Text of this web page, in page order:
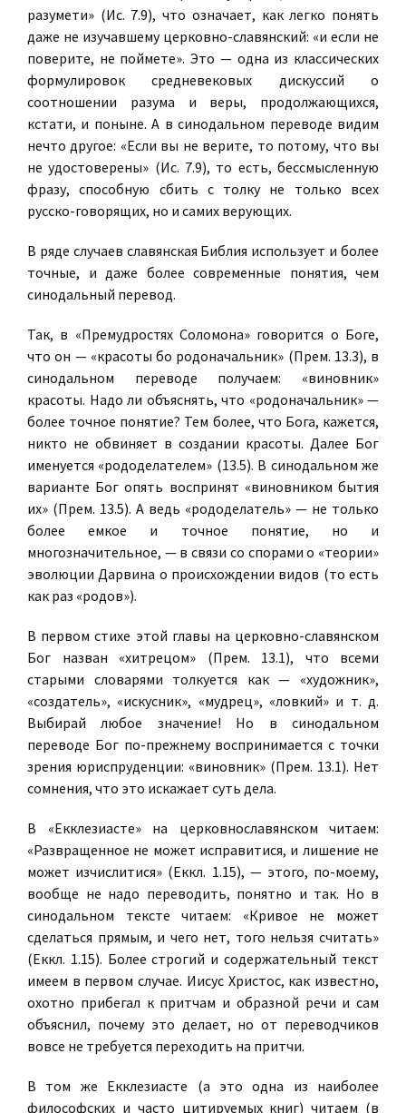
разумети» (Ис. 7.9), что означает, как легко понять
даже не изучавшему церковно-славянский: «и если не
поверите, не поймете». Это — одна из классических
формулировок средневековых дискуссий о
соотношении разума и веры, продолжающихся,
кстати, и поныне. А в синодальном переводе видим
нечто другое: «Если вы не верите, то потому, что вы
не удостоверены» (Ис. 7.9), то есть, бессмысленную
фразу, способную сбить с толку не только всех
русско-говорящих, но и самих верующих.
В ряде случаев славянская Библия использует и более
точные, и даже более современные понятия, чем
синодальный перевод.
Так, в «Премудростях Соломона» говорится о Боге,
что он — «красоты бо родоначальник» (Прем. 13.3), в
синодальном переводе получаем: «виновник»
красоты. Надо ли объяснять, что «родоначальник» —
более точное понятие? Тем более, что Бога, кажется,
никто не обвиняет в создании красоты. Далее Бог
именуется «рододелателем» (13.5). В синодальном же
варианте Бог опять воспринят «виновником бытия
их» (Прем. 13.5). А ведь «рододелатель» — не только
более емкое и точное понятие, но и
многозначительное, — в связи со спорами о «теории»
эволюции Дарвина о происхождении видов (то есть
как раз «родов»).
В первом стихе этой главы на церковно-славянском
Бог назван «хитрецом» (Прем. 13.1), что всеми
старыми словарями толкуется как — «художник»,
«создатель», «искусник», «мудрец», «ловкий» и т. д.
Выбирай любое значение! Но в синодальном
переводе Бог по-прежнему воспринимается с точки
зрения юриспруденции: «виновник» (Прем. 13.1). Нет
сомнения, что это искажает суть дела.
В «Екклезиасте» на церковнославянском читаем:
«Развращенное не может исправитися, и лишение не
может изчислитися» (Еккл. 1.15), — этого, по-моему,
вообще не надо переводить, понятно и так. Но в
синодальном тексте читаем: «Кривое не может
сделаться прямым, и чего нет, того нельзя считать»
(Еккл. 1.15). Более строгий и содержательный текст
имеем в первом случае. Иисус Христос, как известно,
охотно прибегал к притчам и образной речи и сам
объяснил, почему это делает, но от переводчиков
вовсе не требуется переходить на притчи.
В том же Екклезиасте (а это одна из наиболее
философских и часто цитируемых книг) читаем (в